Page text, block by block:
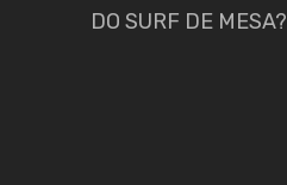
DO SURF DE MESA?